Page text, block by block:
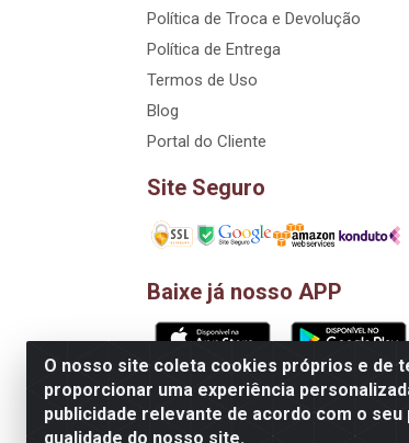
O nosso site coleta cookies próprios e de
proporcionar uma experiência
publicidade relevante de acordo com o
qualidade do nosso site.
Política de Troca e Devolução
Política de Entrega
Termos de Uso
Blog
Portal do Cliente
Site Seguro
Baixe já nosso APP
D&A Decoração e Ambientação